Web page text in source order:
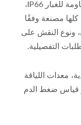
العديد من الميزات، مقاومة للماء IP65، مقاومة للغبار IP66،
كلها مصنعة وفقًا
ونوع النقش على
التفصيلية.
معدات اللياقة
قياس ضغط الدم